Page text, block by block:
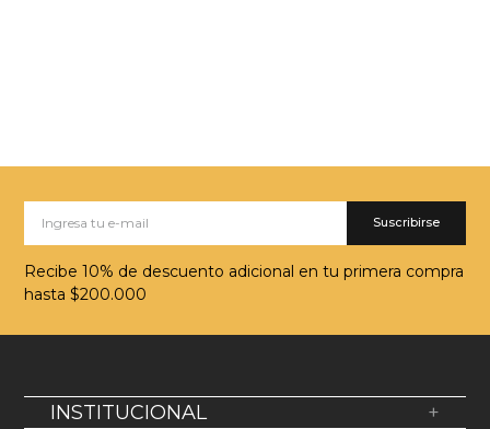
Suscribirse
Recibe 10% de descuento adicional en tu primera compra
hasta $200.000
INSTITUCIONAL +